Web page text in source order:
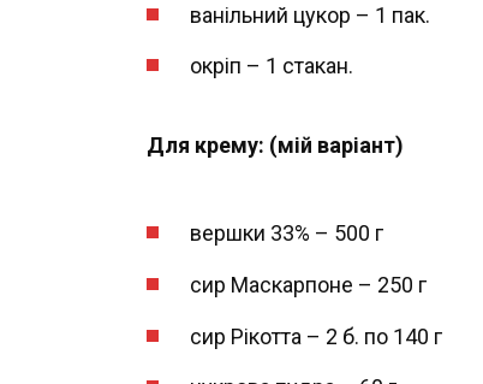
ванільний цукор – 1 пак.
окріп – 1 стакан.
Для крему: (мій варіант)
вершки 33% – 500 г
сир Маскарпоне – 250 г
сир Рікотта – 2 б. по 140 г